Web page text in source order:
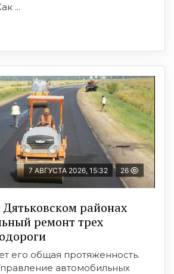
...
7 АВГУСТА 2026, 15:32 26
районах
ремонт трех
его общая протяженность.
автомобильных